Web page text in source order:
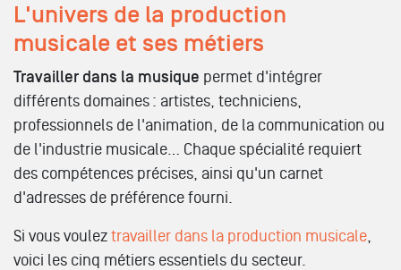
L'univers de la production
musicale et ses métiers
Travailler dans la musique permet d'intégrer
différents domaines : artistes, techniciens,
professionnels de l'animation, de la communication ou
de l'industrie musicale… Chaque spécialité requiert
des compétences précises, ainsi qu'un carnet
d'adresses de préférence fourni.
Si vous voulez travailler dans la production musicale,
voici les cinq métiers essentiels du secteur.